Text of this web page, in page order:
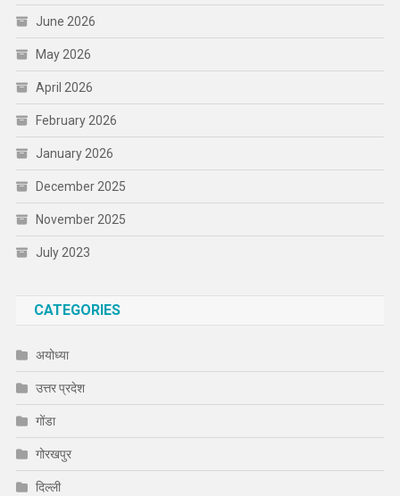
June 2026
May 2026
April 2026
February 2026
January 2026
December 2025
November 2025
July 2023
CATEGORIES
अयोध्या
उत्तर प्रदेश
गोंडा
गोरखपुर
दिल्ली